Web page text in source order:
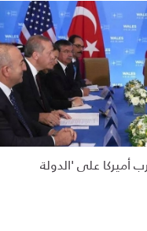
أميركا على 'الدولة